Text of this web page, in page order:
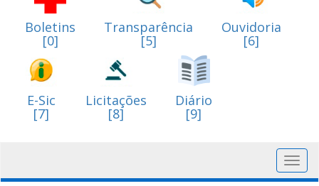
Boletins
[0]
Transparência
[5]
Ouvidoria
[6]
E-Sic
[7]
Licitações
[8]
Diário
[9]